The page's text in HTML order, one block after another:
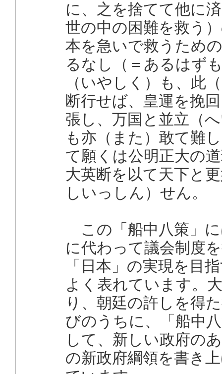
に、之を捨てて他に
世の中の困難を救う
本を急いで救うため
るなし（＝あるはず
（いやしく）も、此
断行せば、皇運を挽
張し、万国と並立（
も亦（また）敢て難
て願くは公明正大の
大英断を以て天下と
しいっしん）せん。
この「船中八策」
に代わって議会制度
「日本」の実現を目
よく表れています。
り、朝廷の許しを得
びのうちに、「船中
して、新しい政府の
の新政府綱領を書き